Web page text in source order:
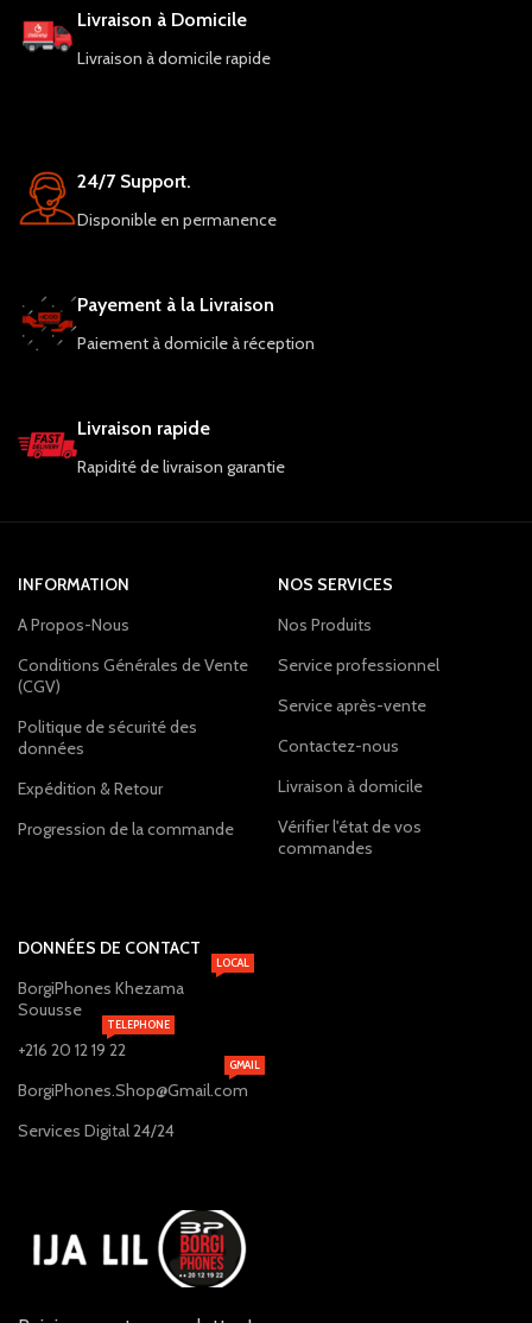
cherchent à préparer des repas
délicieux et sains.
Livraison à Domicile
Livraison à domicile rapide
24/7 Support.
Disponible en permanence
Payement à la Livraison
Paiement à domicile à réception
Livraison rapide
Rapidité de livraison garantie
INFORMATION
A Propos-Nous
Conditions Générales de Vente
(CGV)
Politique de sécurité des
données
Expédition & Retour
Progression de la commande
NOS SERVICES
Nos Produits
Service professionnel
Service après-vente
Contactez-nous
Livraison à domicile
Vérifier l'état de vos
commandes
DONNÉES DE CONTACT
BorgiPhones Khezama
Souusse
LOCAL
+216 20 12 19 22
TELEPHONE
BorgiPhones.Shop@Gmail.com
GMAIL
Services Digital 24/24